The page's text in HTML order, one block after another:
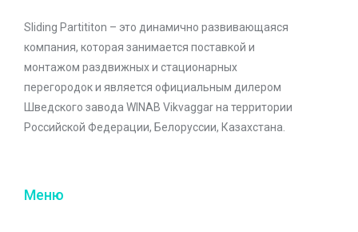
Sliding Partititon – это динамично развивающаяся
компания, которая занимается поставкой и
монтажом раздвижных и стационарных
перегородок и является официальным дилером
Шведского завода WINAB Vikvaggar на территории
Российской Федерации, Белоруссии, Казахстана.
Меню